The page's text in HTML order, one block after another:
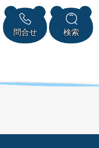
問合せ 検索